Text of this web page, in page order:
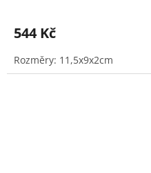
544 Kč
Rozměry: 11,5x9x2cm